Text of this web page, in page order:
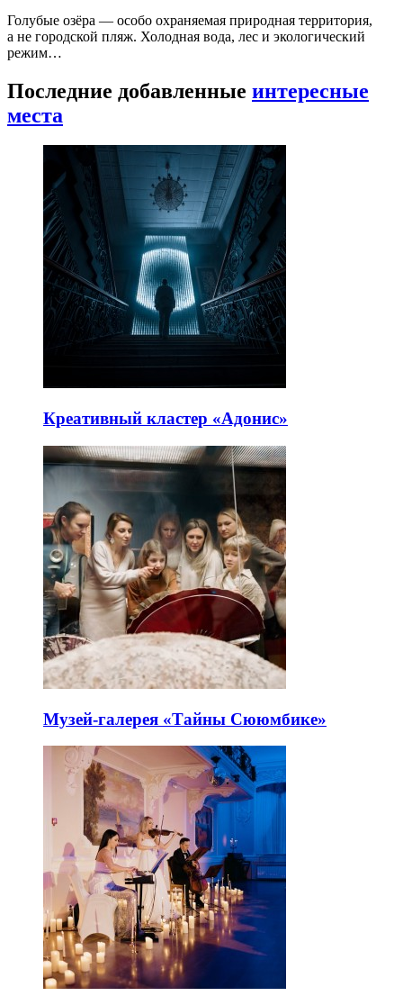
Голубые озёра — особо охраняемая природная территория,
а не городской пляж. Холодная вода, лес и экологический
режим…
Последние добавленные интересные
места
Креативный кластер «Адонис»
Музей-галерея «Тайны Сююмбике»